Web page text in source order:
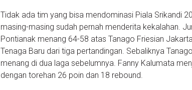
Tidak ada tim yang bisa mendominasi Piala Srikandi
masing-masing sudah pernah menderita kekalahan.
Pontianak menang 64-58 atas Tanago Friesian
Tenaga Baru dari tiga pertandingan. Sebaliknya
menang di dua laga sebelumnya. Fanny Kalumata
dengan torehan 26 poin dan 18 rebound.